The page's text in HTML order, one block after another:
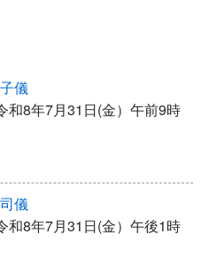
儀
和8年7月31日(金）午前9時
儀
和8年7月31日(金）午後1時